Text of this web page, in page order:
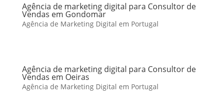
Agência de marketing digital para Consultor de
Vendas em Gondomar
Agência de Marketing Digital em Portugal
Agência de marketing digital para Consultor de
Vendas em Oeiras
Agência de Marketing Digital em Portugal